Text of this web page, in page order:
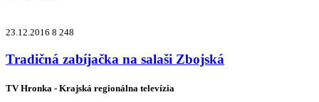
23.12.2016 8 248
Tradičná zabíjačka na salaši Zbojská
TV Hronka - Krajská regionálna televízia